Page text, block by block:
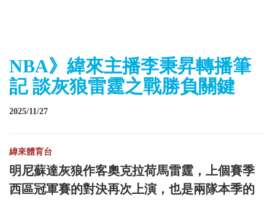
NBA》緯來主播李秉昇轉播筆
記 談灰狼雷霆之戰勝負關鍵
2025/11/27
緯來體育台
明尼蘇達灰狼作客奧克拉荷馬雷霆，上個賽季
西區冠軍賽的對決再次上演，也是兩隊本季的